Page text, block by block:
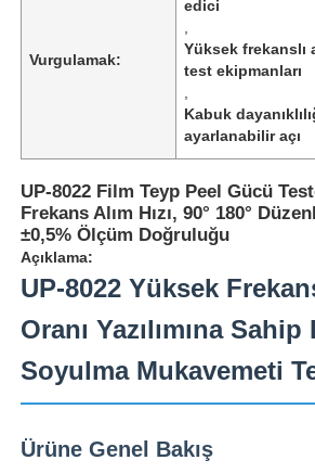
Vurgulamak:
edici
Yüksek frekanslı
test ekipmanları
Kabuk
ayarlanabilir açı
UP-8022 Film Teyp Peel Gücü
Frekans Alım Hızı, 90° 180°
±0,5% Ölçüm Doğruluğu
Açıklama:
UP-8022 Yüksek
Oranı Yazılımına
Soyulma Mukavemeti
Ürüne Genel Bakış